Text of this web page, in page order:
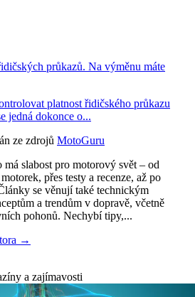
průkazů. Na výměnu máte
platnost řidičského průkazu
jedná dokonce o...
ze zdrojů MotoGuru
slabost pro motorový svět – od
přes testy a recenze, až po
se věnují také technickým
a trendům v dopravě, včetně
pohonů. Nechybí tipy,...
→
a zajímavosti